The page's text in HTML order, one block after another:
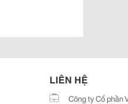
LIÊN HỆ
Công ty Cổ phần